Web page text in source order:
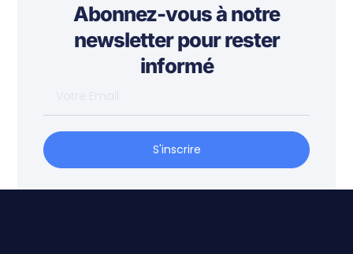
Abonnez-vous à notre
newsletter pour rester
informé
S'inscrire